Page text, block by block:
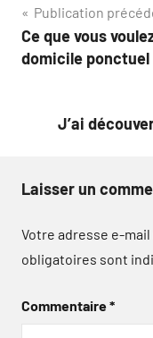
Navigation
de
Publication
Ce que vous
domicile ponctuel
J’ai
Laisser un
Votre adresse e-mail
obligatoires sont
Commentaire*